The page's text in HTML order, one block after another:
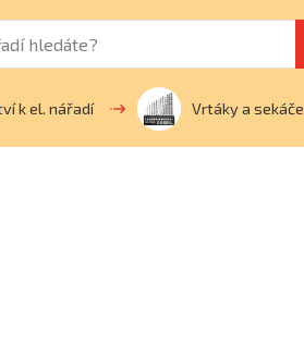
k el. nářadí Vrtáky a sekáče